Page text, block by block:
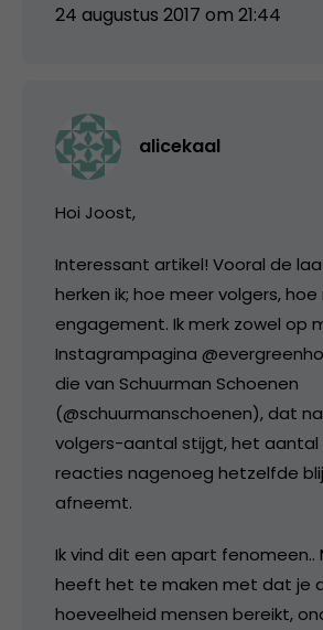
24 augustus 2017 om 21:44
alicekaal
Hoi Joost,
Interessant artikel! Vooral de
herken ik; hoe meer volgers,
engagement. Ik merk zowel op
Instagrampagina
die van Schuurman Schoenen
(@schuurmanschoenen), dat
volgers-aantal stijgt, het aantal
reacties nagenoeg hetzelfde
afneemt.
Ik vind dit een apart fenomeen..
heeft het te maken met dat je
hoeveelheid mensen bereikt,